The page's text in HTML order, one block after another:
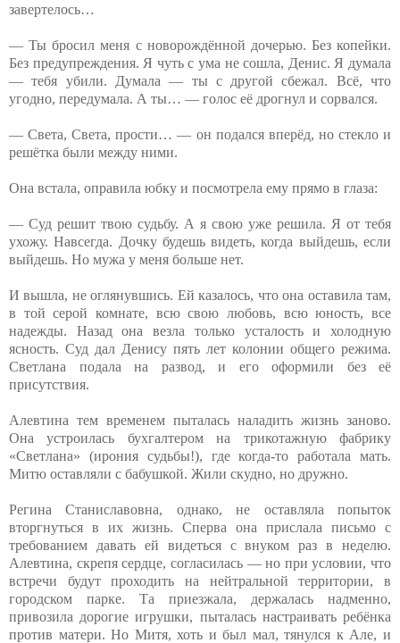
завертелось…
— Ты бросил меня с новорождённой дочерью. Без копейки.
Без предупреждения. Я чуть с ума не сошла, Денис. Я думала
— тебя убили. Думала — ты с другой сбежал. Всё, что
угодно, передумала. А ты… — голос её дрогнул и сорвался.
— Света, Света, прости… — он подался вперёд, но стекло и
решётка были между ними.
Она встала, оправила юбку и посмотрела ему прямо в глаза:
— Суд решит твою судьбу. А я свою уже решила. Я от тебя
ухожу. Навсегда. Дочку будешь видеть, когда выйдешь, если
выйдешь. Но мужа у меня больше нет.
И вышла, не оглянувшись. Ей казалось, что она оставила там,
в той серой комнате, всю свою любовь, всю юность, все
надежды. Назад она везла только усталость и холодную
ясность. Суд дал Денису пять лет колонии общего режима.
Светлана подала на развод, и его оформили без её
присутствия.
Алевтина тем временем пыталась наладить жизнь заново.
Она устроилась бухгалтером на трикотажную фабрику
«Светлана» (ирония судьбы!), где когда-то работала мать.
Митю оставляли с бабушкой. Жили скудно, но дружно.
Регина Станиславовна, однако, не оставляла попыток
вторгнуться в их жизнь. Сперва она прислала письмо с
требованием давать ей видеться с внуком раз в неделю.
Алевтина, скрепя сердце, согласилась — но при условии, что
встречи будут проходить на нейтральной территории, в
городском парке. Та приезжала, держалась надменно,
привозила дорогие игрушки, пыталась настраивать ребёнка
против матери. Но Митя, хоть и был мал, тянулся к Але, и